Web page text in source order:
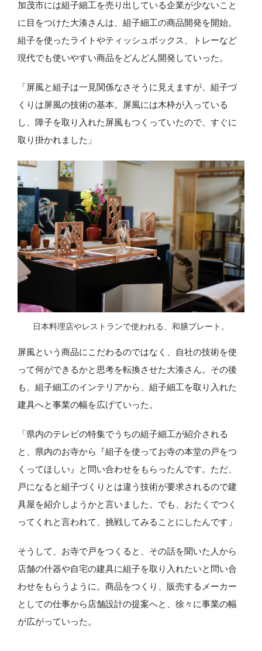
加茂市には組子細工を売り出している企業が少ないこと
に目をつけた大湊さんは、組子細工の商品開発を開始。
組子を使ったライトやティッシュボックス、トレーなど
現代でも使いやすい商品をどんどん開発していった。
「屏風と組子は一見関係なさそうに見えますが、組子づ
くりは屏風の技術の基本。屏風には木枠が入っている
し、障子を取り入れた屏風もつくっていたので、すぐに
取り掛かれました」
日本料理店やレストランで使われる、和膳プレート。
屏風という商品にこだわるのではなく、自社の技術を使
って何ができるかと思考を転換させた大湊さん。その後
も、組子細工のインテリアから、組子細工を取り入れた
建具へと事業の幅を広げていった。
「県内のテレビの特集でうちの組子細工が紹介される
と、県内のお寺から『組子を使ってお寺の本堂の戸をつ
くってほしい』と問い合わせをもらったんです。ただ、
戸になると組子づくりとは違う技術が要求されるので建
具屋を紹介しようかと言いました。でも、おたくでつく
ってくれと言われて、挑戦してみることにしたんです」
そうして、お寺で戸をつくると、その話を聞いた人から
店舗の什器や自宅の建具に組子を取り入れたいと問い合
わせをもらうように。商品をつくり、販売するメーカー
としての仕事から店舗設計の提案へと、徐々に事業の幅
が広がっていった。